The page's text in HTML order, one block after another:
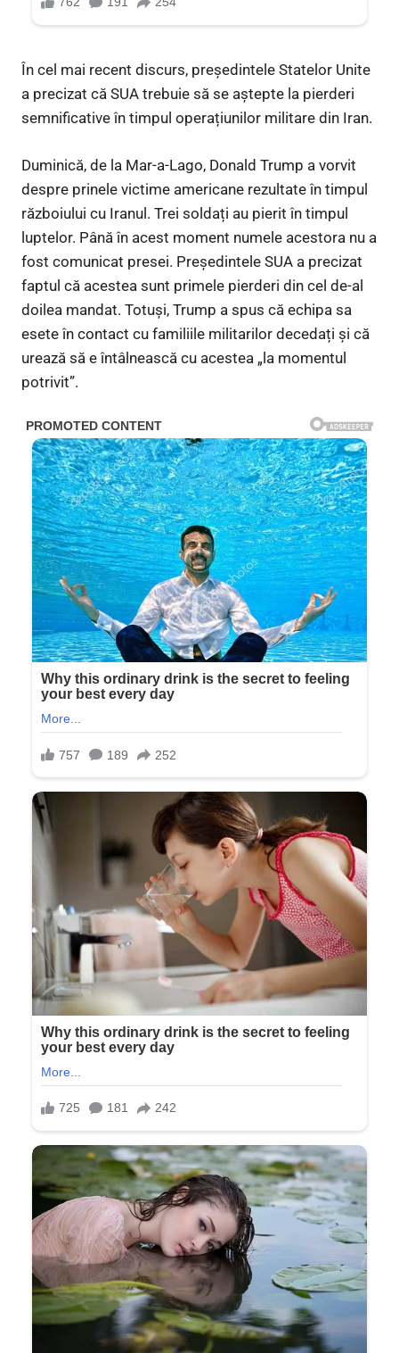
În cel mai recent discurs, președintele Statelor Unite
a precizat că SUA trebuie să se aștepte la pierderi
semnificative în timpul operațiunilor militare din Iran.
Duminică, de la Mar-a-Lago, Donald Trump a vorvit
despre prinele victime americane rezultate în timpul
războiului cu Iranul. Trei soldați au pierit în timpul
luptelor. Până în acest moment numele acestora nu a
fost comunicat presei. Președintele SUA a precizat
faptul că acestea sunt primele pierderi din cel de-al
doilea mandat. Totuși, Trump a spus că echipa sa
esete în contact cu familiile militarilor decedați și că
urează să e întâlnească cu acestea „la momentul
potrivit”.